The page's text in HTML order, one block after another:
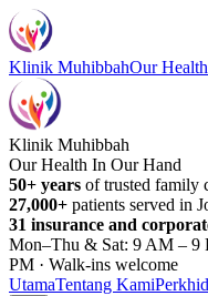
Klinik MuhibbahOur
Klinik Muhibbah
Our Health In Our Hand
50+ years of trusted family
27,000+ patients served in
31 insurance and
Mon–Thu & Sat: 9 AM – 9
PM · Walk-ins welcome
UtamaTentang Kami